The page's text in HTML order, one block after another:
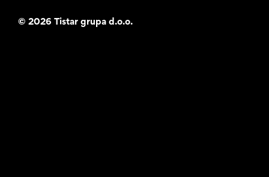
© 2026 Tistar grupa d.o.o.